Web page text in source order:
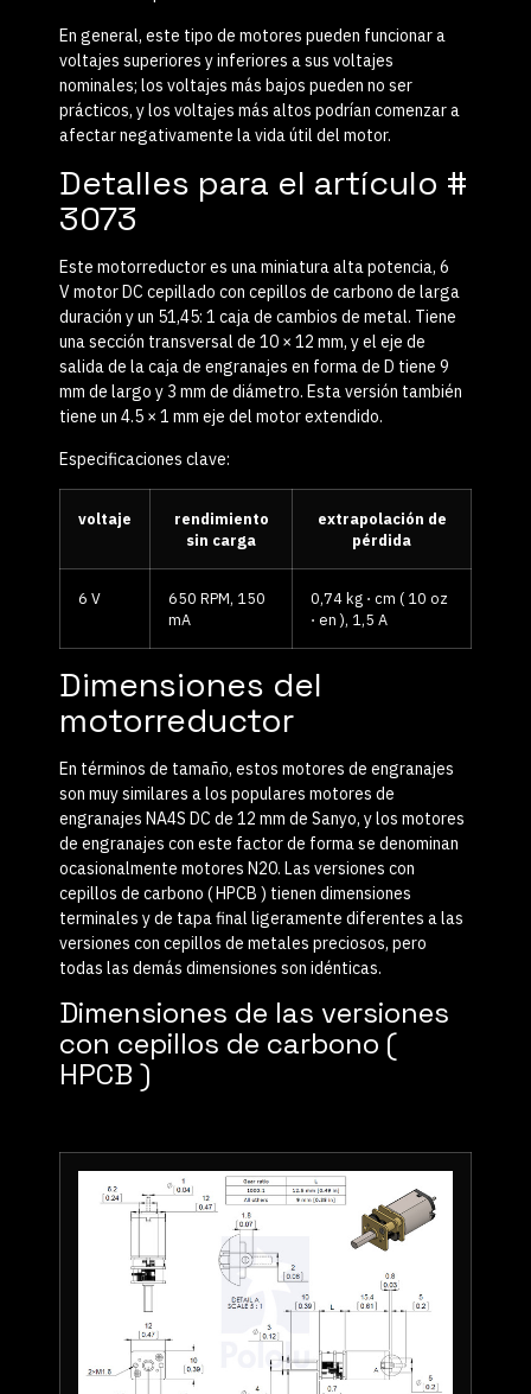
En general, este tipo de motores pueden funcionar a
voltajes superiores y inferiores a sus voltajes
nominales; los voltajes más bajos pueden no ser
prácticos, y los voltajes más altos podrían comenzar a
afectar negativamente la vida útil del motor.
Detalles para el artículo #
3073
Este motorreductor es una miniaturaalta potencia, 6
Vmotor DC cepillado con cepillos de carbono de larga
duración y un 51,45: 1 caja de cambios de metal. Tiene
una sección transversal de 10 × 12 mm, y el eje de
salida de la caja de engranajes en forma de D tiene 9
mm de largo y 3 mm de diámetro. Esta versión también
tiene un 4.5 × 1 mm eje del motor extendido.
Especificaciones clave:
voltaje
rendimiento
sin carga
extrapolación de
pérdida
6 V
650 RPM, 150
mA
0,74 kg ⋅ cm ( 10 oz
⋅ en ), 1,5 A
Dimensiones del
motorreductor
En términos de tamaño, estos motores de engranajes
son muy similares a los populares motores de
engranajes NA4S DC de 12 mm de Sanyo, y los motores
de engranajes con este factor de forma se denominan
ocasionalmente motores N20. Las versiones con
cepillos de carbono ( HPCB ) tienen dimensiones
terminales y de tapa final ligeramente diferentes a las
versiones con cepillos de metales preciosos, pero
todas las demás dimensiones son idénticas.
Dimensiones de las versiones
con cepillos de carbono (
HPCB )